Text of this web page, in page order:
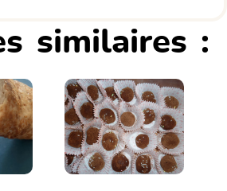
similaires :